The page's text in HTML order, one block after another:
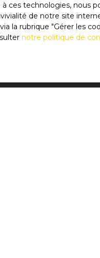
ces technologies, nous
de notre site
rubrique ″Gérer les
notre politique de